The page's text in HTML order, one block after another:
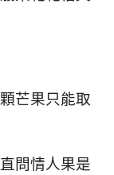
芒果只能取
問情人果是